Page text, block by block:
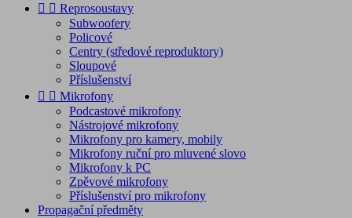
  Reprosoustavy
Subwoofery
Policové
Centry (středové reproduktory)
Sloupové
Příslušenství
  Mikrofony
Podcastové mikrofony
Nástrojové mikrofony
Mikrofony pro kamery, mobily
Mikrofony ruční pro mluvené slovo
Mikrofony k PC
Zpěvové mikrofony
Příslušenství pro mikrofony
Propagační předměty